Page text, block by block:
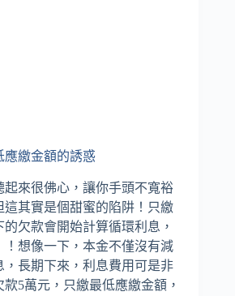
應繳金額的誘惑
起來很佛心，讓你手頭不寬裕
這其實是個甜蜜的陷阱！只繳
欠款會開始計算循環利息，
！想像一下，本金不僅沒有減
，長期下來，利息費用可是非
5萬元，只繳最低應繳金額，